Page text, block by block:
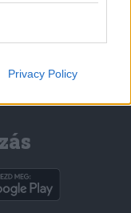
Privacy Policy